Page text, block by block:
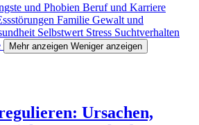
und Phobien Beruf und Karriere
Familie Gewalt und
Selbstwert Stress Suchtverhalten
Mehr anzeigen Weniger anzeigen
Ursachen,